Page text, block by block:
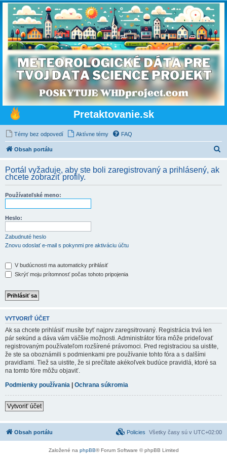
Pretaktovanie.sk
Témy bez odpovedí Aktívne témy FAQ
Obsah portálu
d
Portál vyžaduje, aby ste boli zaregistrovaný a prihlásený, ak
chcete zobraziť profily.
Používateľské meno:
Heslo:
Zabudnuté heslo
Znovu odoslať e-mail s pokynmi pre aktiváciu účtu
V budúcnosti ma automaticky prihlásiť
Skrýť moju prítomnosť počas tohoto pripojenia
VYTVORIŤ ÚČET
Ak sa chcete prihlásiť musíte byť najprv zaregsitrovaný. Registrácia trvá len
pár sekúnd a dáva vám väčšie možnosti. Administrátor fóra môže prideľovať
registrovaným používateľom rozšírené právomoci. Pred registraciou sa uistite,
že ste sa oboznámili s podmienkami pre používanie tohto fóra a s dalšími
pravidlami. Tiež sa uistite, že si prečítate akékoľvek budúce pravidlá, ktoré sa
na tomto fóre môžu objaviť.
Podmienky používania | Ochrana súkromia
Vytvoriť účet
Obsah portálu Všetky časy sú v UTC+02:00
Policies
Založené na phpBB® Forum Software © phpBB Limited